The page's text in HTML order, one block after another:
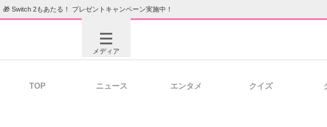
🎁 Switch 2もあたる！ プレゼントキャンペーン実施中！
メディア
TOP ニュース エンタメ クイズ